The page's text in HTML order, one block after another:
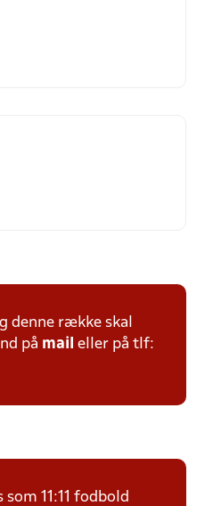
denne række skal
på mail eller på tlf:
11:11 fodbold